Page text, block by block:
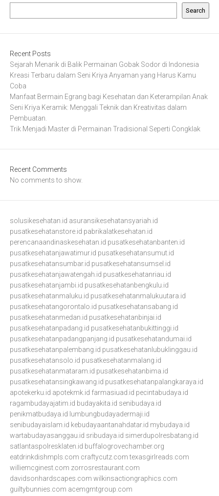
Search
Recent Posts
Sejarah Menarik di Balik Permainan Gobak Sodor di Indonesia
Kreasi Terbaru dalam Seni Kriya Anyaman yang Harus Kamu
Coba
Manfaat Bermain Egrang bagi Kesehatan dan Keterampilan Anak
Seni Kriya Keramik: Menggali Teknik dan Kreativitas dalam
Pembuatan.
Trik Menjadi Master di Permainan Tradisional Seperti Congklak
Recent Comments
No comments to show.
solusikesehatan.id asuransikesehatansyariah.id
pusatkesehatanstore.id pabrikalatkesehatan.id
perencanaandinaskesehatan.id pusatkesehatanbanten.id
pusatkesehatanjawatimur.id pusatkesehatansumut.id
pusatkesehatansumbar.id pusatkesehatansumsel.id
pusatkesehatanjawatengah.id pusatkesehatanriau.id
pusatkesehatanjambi.id pusatkesehatanbengkulu.id
pusatkesehatanmaluku.id pusatkesehatanmalukuutara.id
pusatkesehatangorontalo.id pusatkesehatansabang.id
pusatkesehatanmedan.id pusatkesehatanbinjai.id
pusatkesehatanpadang.id pusatkesehatanbukittinggi.id
pusatkesehatanpadangpanjang.id pusatkesehatandumai.id
pusatkesehatanpalembang.id pusatkesehatanlubuklinggau.id
pusatkesehatansolo.id pusatkesehatanmalang.id
pusatkesehatanmataram.id pusatkesehatanbima.id
pusatkesehatansingkawang.id pusatkesehatanpalangkaraya.id
apotekerku.id apotekmk.id farmasiuad.id pecintabudaya.id
ragambudayajatim.id budayakita.id senibudaya.id
penikmatbudaya.id lumbungbudayadermaji.id
senibudayaislam.id kebudayaantanahdatar.id mybudaya.id
wartabudayasanggau.id sribudaya.id simerdupolresbatang.id
satlantaspolresklaten.id buffalogrovechamber.org
eatdrinkdishmpls.com craftycutz.com texasgirlreads.com
williemcginest.com zorrosrestaurant.com
davidsonhardscapes.com wilkinsactiongraphics.com
guiltybunnies.com acemgmtgroup.com